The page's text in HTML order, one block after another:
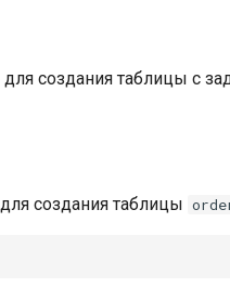
создания таблицы с
создания таблицы